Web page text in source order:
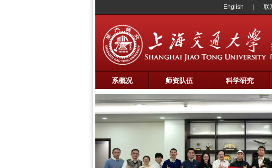
English 联
系概况 师资队伍 科学研究